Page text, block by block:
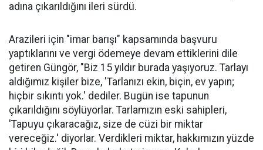
adına çıkarıldığını ileri sürdü.
Arazileri için "imar barışı" kapsamında başvuru
yaptıklarını ve vergi ödemeye devam ettiklerini dile
getiren Güngör, "Biz 15 yıldır burada yaşıyoruz. Tarlayı
aldığımız kişiler bize, 'Tarlanızı ekin, biçin, ev yapın;
hiçbir sıkıntı yok.' dediler. Bugün ise tapunun
çıkarıldığını söylüyorlar. Tarlamızın eski sahipleri,
'Tapuyu çıkaracağız, size de cüzi bir miktar
vereceğiz.' diyorlar. Verdikleri miktar, hakkımızın yüzde